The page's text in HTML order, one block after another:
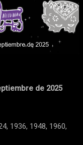
WhatsApp
de 2025
1936, 1948, 1960,